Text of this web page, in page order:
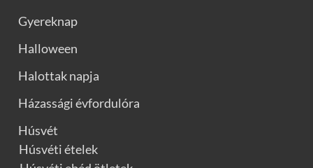
Gyereknap
Halloween
Halottak napja
Házassági évfordulóra
Húsvét
Húsvéti ételek